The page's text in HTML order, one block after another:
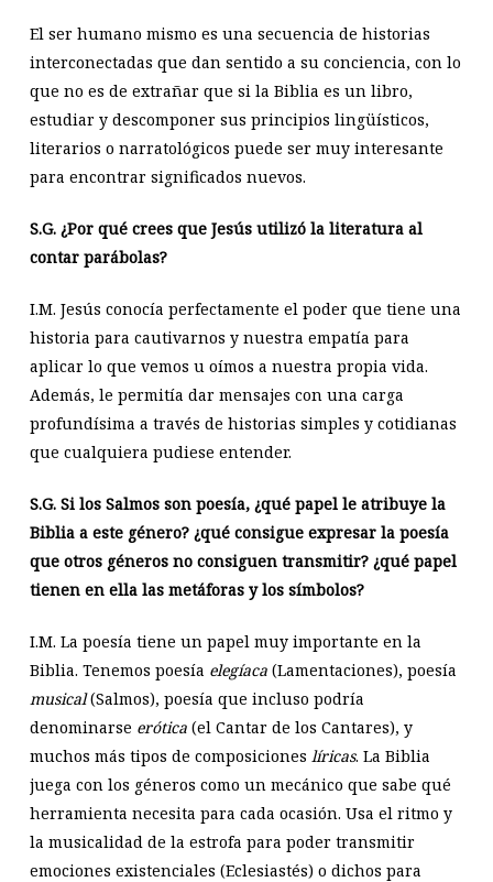
El ser humano mismo es una secuencia de historias
interconectadas que dan sentido a su conciencia, con lo
que no es de extrañar que si la Biblia es un libro,
estudiar y descomponer sus principios lingüísticos,
literarios o narratológicos puede ser muy interesante
para encontrar significados nuevos.
S.G. ¿Por qué crees que Jesús utilizó la literatura al
contar parábolas?
I.M. Jesús conocía perfectamente el poder que tiene una
historia para cautivarnos y nuestra empatía para
aplicar lo que vemos u oímos a nuestra propia vida.
Además, le permitía dar mensajes con una carga
profundísima a través de historias simples y cotidianas
que cualquiera pudiese entender.
S.G. Si los Salmos son poesía, ¿qué papel le atribuye la
Biblia a este género? ¿qué consigue expresar la poesía
que otros géneros no consiguen transmitir? ¿qué papel
tienen en ella las metáforas y los símbolos?
I.M. La poesía tiene un papel muy importante en la
Biblia. Tenemos poesía elegíaca(Lamentaciones), poesía
musical(Salmos), poesía que incluso podría
denominarse erótica(el Cantar de los Cantares), y
muchos más tipos de composiciones líricas. La Biblia
juega con los géneros como un mecánico que sabe qué
herramienta necesita para cada ocasión. Usa el ritmo y
la musicalidad de la estrofa para poder transmitir
emociones existenciales (Eclesiastés) o dichos para